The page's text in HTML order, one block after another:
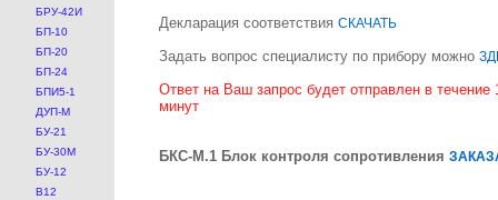
БРУ-42И
БП-10
БП-20
БП-24
БПИ5-1
ДУП-М
БУ-21
БУ-30М
БУ-12
В12
Декларация соответствия СКАЧАТЬ
Задать вопрос специалисту по прибору можно
Ответ на Ваш запрос будет отправлен в течение
минут
БКС-М.1 Блок контроля сопротивления